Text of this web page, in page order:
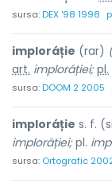
sursa:DEX '98 1998
imploráție (rar)
art. imploráției; pl.
sursa:DOOM 2 2005
imploráție s. f.
imploráției;pl.
sursa: Ortografic